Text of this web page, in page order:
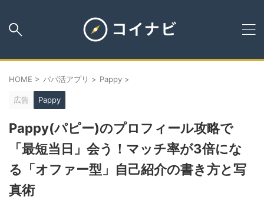
HOME > パパ活アプリ > Pappy >
広告 Pappy
Pappy(パピー)のプロフィール攻略で
「最短当日」会う！マッチ率が3倍にな
る「オファー型」自己紹介の書き方と写
真術